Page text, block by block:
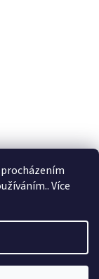
Více
vyřízeny